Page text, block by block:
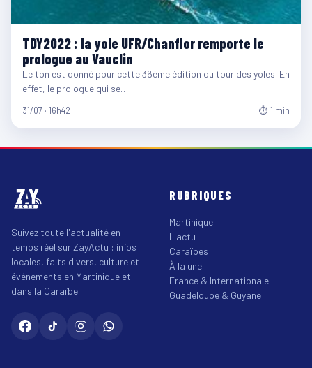
TDY2022 : la yole UFR/Chanflor remporte le
prologue au Vauclin
Le ton est donné pour cette 36ème édition du tour des yoles. En
effet, le prologue qui se…
31/07 · 16h42 ⏱ 1 min
Suivez toute l'actualité en
temps réel sur ZayActu : infos
locales, faits divers, culture et
événements en Martinique et
dans la Caraïbe.
RUBRIQUES
Martinique
L'actu
Caraïbes
À la une
France & Internationale
Guadeloupe & Guyane